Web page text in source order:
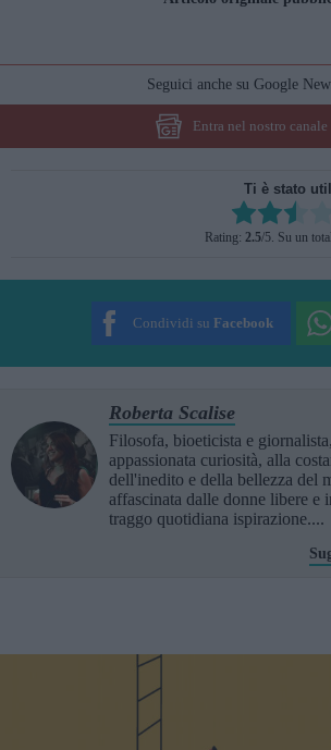
Seguici anche su Google
Entra nel nostro canale
Ti è stato
Rate this item:
SUBMIT
Rating: 2.5/5. Su un
Condividi su Facebook
Roberta Scalise
Filosofa, bioeticista e
appassionata curiosità, alla
dell'inedito e della bellezza del
affascinata dalle donne libere e
traggo quotidiana ispirazione....